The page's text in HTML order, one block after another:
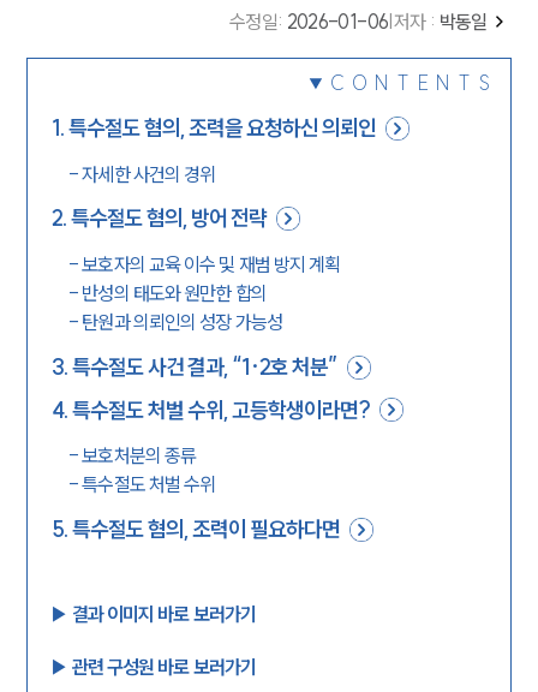
수정일: 2026-01-06 저자 : 박동일
CONTENTS
1.특수절도 혐의, 조력을 요청하신 의뢰인
-자세한 사건의 경위
2.특수절도 혐의, 방어 전략
-보호자의 교육 이수 및 재범 방지 계획
- 반성의 태도와 원만한 합의
- 탄원과 의뢰인의 성장 가능성
3.특수절도 사건 결과, “1·2호 처분”
4.특수절도 처벌 수위, 고등학생이라면?
-보호처분의 종류
-특수절도 처벌 수위
5.특수절도 혐의, 조력이 필요하다면
▶︎ 결과 이미지 바로 보러가기
▶︎ 관련 구성원 바로 보러가기